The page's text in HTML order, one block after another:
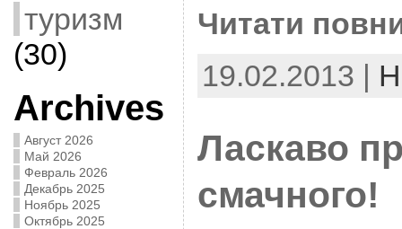
туризм
(30)
Archives
Август 2026
Май 2026
Февраль 2026
Декабрь 2025
Ноябрь 2025
Октябрь 2025
Читати
19.02.2013 |
Ласкаво
смачного!